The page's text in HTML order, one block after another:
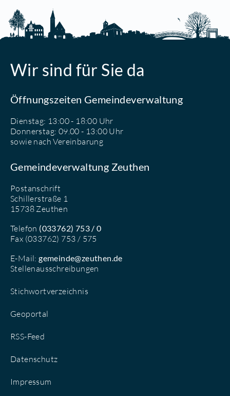
Wir sind für Sie da
Öffnungszeiten Gemeindeverwaltung
Dienstag: 13:00 - 18:00 Uhr
Donnerstag: 09.00 - 13:00 Uhr
sowie nach Vereinbarung
Gemeindeverwaltung Zeuthen
Postanschrift
Schillerstraße 1
15738 Zeuthen
Telefon (033762) 753 / 0
Fax (033762) 753 / 575
E-Mail:gemeinde@zeuthen.de
Stellenausschreibungen
Stichwortverzeichnis
Geoportal
RSS-Feed
Datenschutz
Impressum